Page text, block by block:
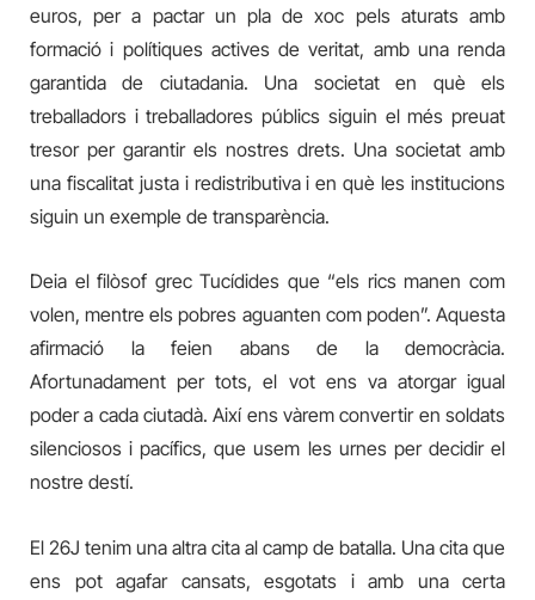
euros, per a pactar un pla de xoc pels aturats amb
formació i polítiques actives de veritat, amb una renda
garantida de ciutadania. Una societat en què els
treballadors i treballadores públics siguin el més preuat
tresor per garantir els nostres drets. Una societat amb
una fiscalitat justa i redistributiva i en què les institucions
siguin un exemple de transparència.
Deia el filòsof grec Tucídides que “els rics manen com
volen, mentre els pobres aguanten com poden”. Aquesta
afirmació la feien abans de la democràcia.
Afortunadament per tots, el vot ens va atorgar igual
poder a cada ciutadà. Així ens vàrem convertir en soldats
silenciosos i pacífics, que usem les urnes per decidir el
nostre destí.
El 26J tenim una altra cita al camp de batalla. Una cita que
ens pot agafar cansats, esgotats i amb una certa